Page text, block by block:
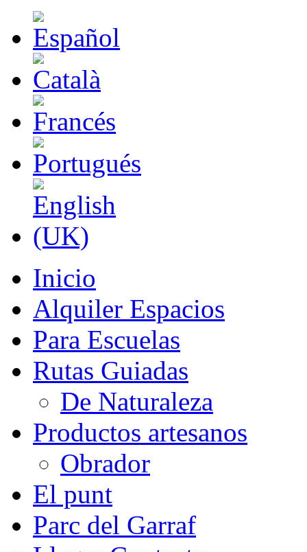
Inicio
Alquiler Espacios
Para Escuelas
Rutas Guiadas
De Naturaleza
Productos artesanos
Obrador
El punt
Parc del Garraf